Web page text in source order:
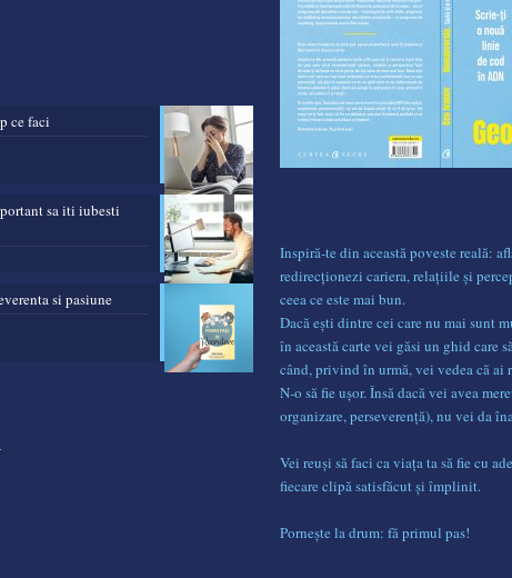
ce faci
sa iti iubesti
si pasiune
Inspiră-te din această poveste reală:
redirecționezi cariera, relațiile și
ceea ce este mai bun.
Dacă ești dintre cei care nu mai sunt
în această carte vei găsi un ghid care
când, privind în urmă, vei vedea că ai
N-o să fie ușor. Însă dacă vei avea
organizare, perseverență), nu vei da
Vei reuși să faci ca viața ta să fie cu
fiecare clipă satisfăcut și împlinit.
Pornește la drum: fă primul pas!